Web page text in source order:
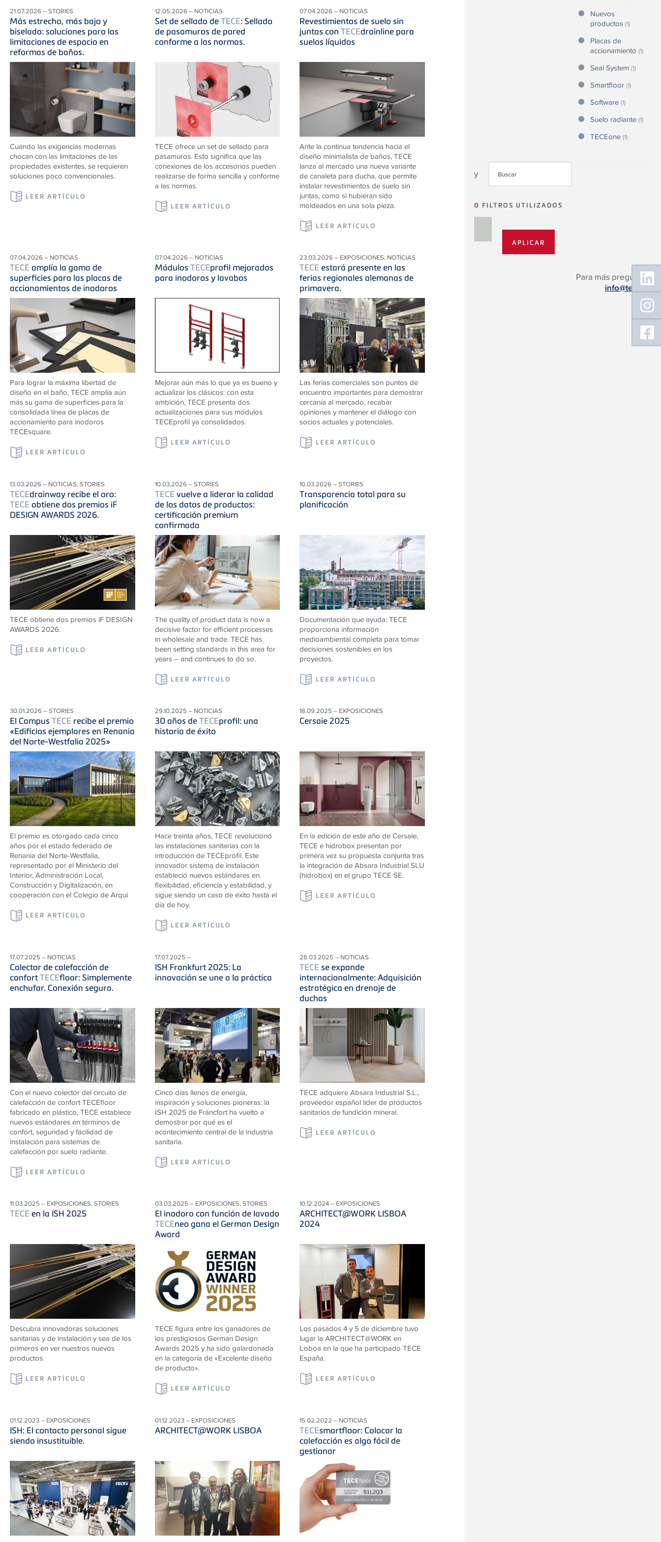
Nuevos
productos (1)
Placas de
accionamiento (1)
Seal System (1)
Smartfloor (1)
Software (1)
Suelo radiante (1)
TECEone (1)
y
0 FILTROS UTILIZADOS
Para más preguntas:
info@tece.es
21.07.2026 – STORIES
Más estrecho, más bajo y
biselado: soluciones para las
limitaciones de espacio en
reformas de baños.
Cuando las exigencias modernas
chocan con las limitaciones de las
propiedades existentes, se requieren
soluciones poco convencionales.
LEER ARTÍCULO
12.05.2026 – NOTICIAS
Set de sellado deTECE: Sellado
de pasamuros de pared
conforme a las normas.
TECE ofrece un set de sellado para
pasamuros. Esto significa que las
conexiones de los accesorios pueden
realizarse de forma sencilla y conforme
a las normas.
LEER ARTÍCULO
07.04.2026 – NOTICIAS
Revestimientos de suelo sin
juntas conTECEdrainline para
suelos líquidos
Ante la continua tendencia hacia el
diseño minimalista de baños, TECE
lanza al mercado una nueva variante
de canaleta para ducha, que permite
instalar revestimientos de suelo sin
juntas, como si hubieran sido
moldeados en una sola pieza.
LEER ARTÍCULO
07.04.2026 – NOTICIAS
TECE amplía la gama de
superficies para las placas de
accionamientos de inodoros
Para lograr la máxima libertad de
diseño en el baño, TECE amplía aún
más su gama de superficies para la
consolidada línea de placas de
accionamiento para inodoros
TECEsquare.
LEER ARTÍCULO
07.04.2026 – NOTICIAS
Módulos TECEprofil mejorados
para inodoros y lavabos
Mejorar aún más lo que ya es bueno y
actualizar los clásicos: con esta
ambición, TECE presenta dos
actualizaciones para sus módulos
TECEprofil ya consolidados.
LEER ARTÍCULO
23.03.2026 – EXPOSICIONES, NOTICIAS
TECE estará presente en las
ferias regionales alemanas de
primavera.
Las ferias comerciales son puntos de
encuentro importantes para demostrar
cercanía al mercado, recabar
opiniones y mantener el diálogo con
socios actuales y potenciales.
LEER ARTÍCULO
13.03.2026 – NOTICIAS, STORIES
TECEdrainway recibe el oro:
TECE obtiene dos premios iF
DESIGN AWARDS 2026.
TECE obtiene dos premios iF DESIGN
AWARDS 2026.
LEER ARTÍCULO
10.03.2026 – STORIES
TECE vuelve a liderar la calidad
de los datos de productos:
certificación premium
confirmada
The quality of product data is now a
decisive factor for efficient processes
in wholesale and trade.TECE has
been setting standards in this area for
years – and continues to do so.
LEER ARTÍCULO
10.03.2026 – STORIES
Transparencia total para su
planificación
Documentación que ayuda:TECE
proporciona información
medioambiental completa para tomar
decisiones sostenibles en los
proyectos.
LEER ARTÍCULO
30.01.2026 – STORIES
El Campus TECE recibe el premio
«Edificios ejemplares en Renania
del Norte-Westfalia 2025»
El premio es otorgado cada cinco
años por el estado federado de
Renania del Norte-Westfalia,
representado por el Ministerio del
Interior, Administración Local,
Construcción y Digitalización, en
cooperación con el Colegio de Arqui
LEER ARTÍCULO
29.10.2025 – NOTICIAS
30 años deTECEprofil: una
historia de éxito
Hace treinta años,TECE revolucionó
las instalaciones sanitarias con la
introducción deTECEprofil. Este
innovador sistema de instalación
estableció nuevos estándares en
flexibilidad, eficiencia y estabilidad, y
sigue siendo un caso de éxito hasta el
día de hoy.
LEER ARTÍCULO
18.09.2025 – EXPOSICIONES
Cersaie 2025
En la edición de este año de Cersaie,
TECE e hidrobox presentan por
primera vez su propuesta conjunta tras
la integración de Absara Industrial SLU
(hidrobox) en el grupo TECE SE.
LEER ARTÍCULO
17.07.2025 – NOTICIAS
Colector de calefacción de
confortTECEfloor: Simplemente
enchufar. Conexión segura.
Con el nuevo colector del circuito de
calefacción de confortTECEfloor
fabricado en plástico,TECE establece
nuevos estándares en términos de
confort, seguridad y facilidad de
instalación para sistemas de
calefacción por suelo radiante.
LEER ARTÍCULO
17.07.2025 –
ISH Frankfurt 2025: La
innovación se une a la práctica
Cinco días llenos de energía,
inspiración y soluciones pioneras: la
ISH 2025 de Fráncfort ha vuelto a
demostrar por qué es el
acontecimiento central de la industria
sanitaria.
LEER ARTÍCULO
28.03.2025 – NOTICIAS
TECE se expande
internacionalmente: Adquisición
estratégica en drenaje de
duchas
TECE adquiere Absara Industrial S.L.,
proveedor español líder de productos
sanitarios de fundición mineral.
LEER ARTÍCULO
11.03.2025 – EXPOSICIONES, STORIES
TECE en la ISH 2025
Descubra innovadoras soluciones
sanitarias y de instalación y sea de los
primeros en ver nuestros nuevos
productos.
LEER ARTÍCULO
03.03.2025 – EXPOSICIONES, STORIES
El inodoro con función de lavado
TECEneo gana el German Design
Award
TECE figura entre los ganadores de
los prestigiosos German Design
Awards 2025 y ha sido galardonada
en la categoría de «Excelente diseño
de producto».
LEER ARTÍCULO
10.12.2024 – EXPOSICIONES
ARCHITECT@WORK LISBOA
2024
Los pasados 4 y 5 de diciembre tuvo
lugar la ARCHITECT@WORK en
Lisboa en la que ha participado TECE
España.
LEER ARTÍCULO
01.12.2023 – EXPOSICIONES
ISH: El contacto personal sigue
siendo insustituible.
01.12.2023 – EXPOSICIONES
ARCHITECT@WORK LISBOA
15.02.2022 – NOTICIAS
TECEsmartfloor: Colocar la
calefacción es algo fácil de
gestionar
Floating
Sidebar